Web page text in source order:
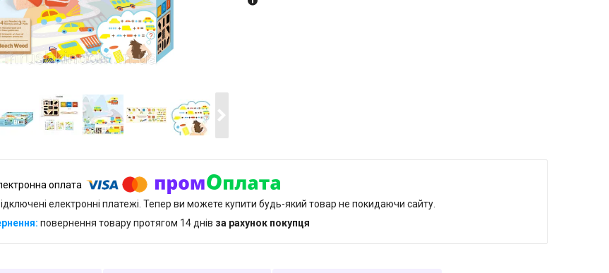
електронні платежі. Тепер ви можете купити будь-який товар не покидаючи сайту.
повернення товару протягом 14 днів за рахунок покупця